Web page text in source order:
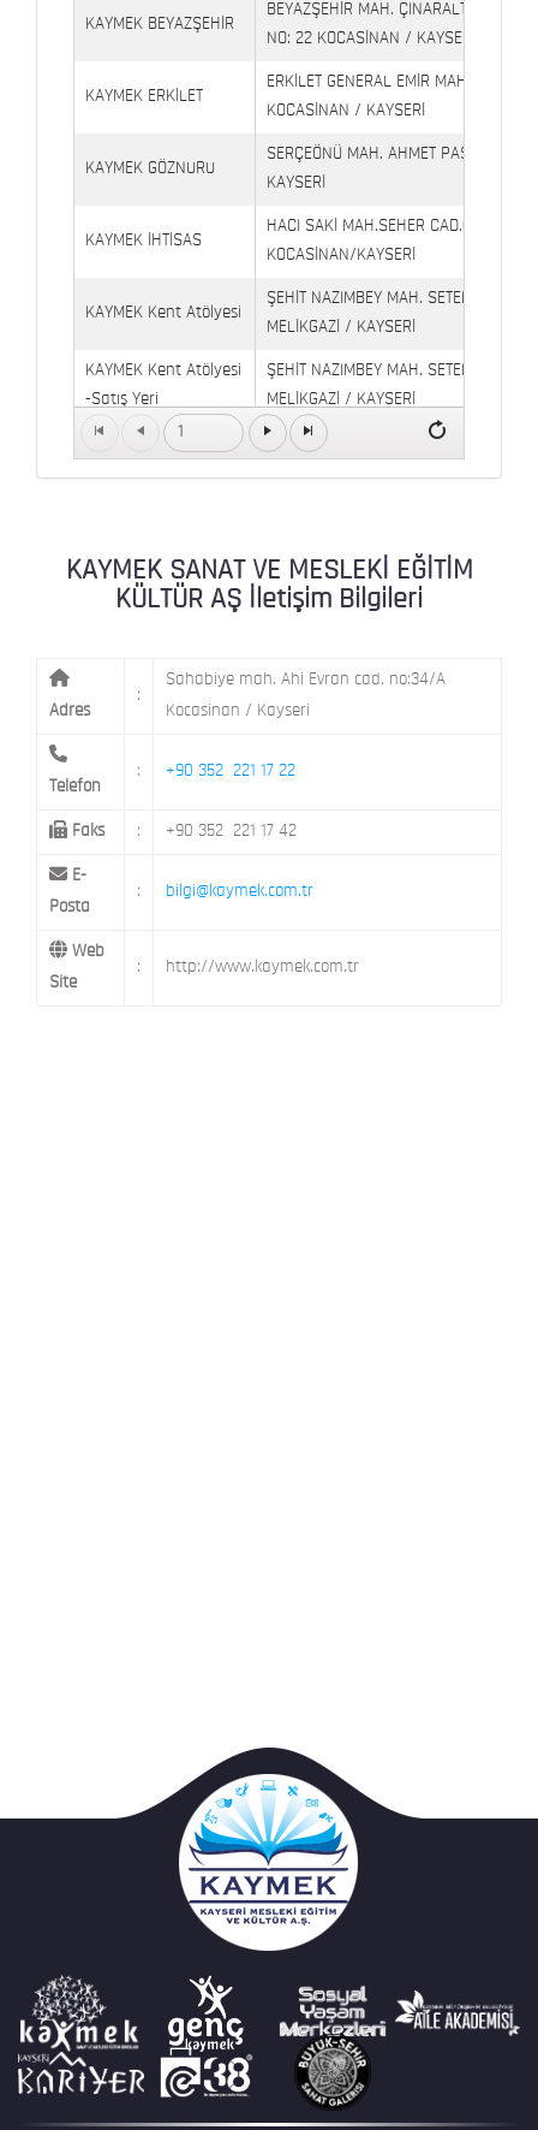
KAYMEK BEYAZŞEHİR
BEYAZŞEHİR MAH. ÇINARALTI
NO: 22 KOCASİNAN / KAYSERİ
KAYMEK ERKİLET
ERKİLET GENERAL EMİR MAH.
KOCASİNAN / KAYSERİ
KAYMEK GÖZNURU
SERÇEÖNÜ MAH. AHMET PAŞA CAD.
KAYSERİ
KAYMEK İHTİSAS
HACI SAKİ MAH.SEHER CAD.(6009
KOCASİNAN/KAYSERİ
KAYMEK Kent Atölyesi
ŞEHİT NAZIMBEY MAH. SETENÖNÜ
MELİKGAZİ / KAYSERİ
KAYMEK Kent Atölyesi
-Satış Yeri
ŞEHİT NAZIMBEY MAH. SETENÖNÜ
MELİKGAZİ / KAYSERİ
Kaymek Köşk Sosyal
Köşk Mahallesi, Orgeneral Eşref Bitlis
KAYMEK SÜMER MEVLANA MAH. 8. CAD. NO: 28
MİMARSİNAN DEMOKRASİ MAH. FATİN
1
KAYMEK SANAT VE MESLEKİ EĞİTİM
KÜLTÜR AŞ İletişim Bilgileri
Adres
:
Sahabiye mah. Ahi Evran cad. no:34/A
Kocasinan / Kayseri
Telefon
: +90 352 221 17 22
Faks : +90 352 221 17 42
E-
Posta
: bilgi@kaymek.com.tr
Web
Site
: http://www.kaymek.com.tr